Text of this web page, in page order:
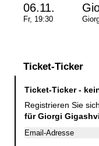
06.11.
Fr, 19:30
Ticket-Ticker
Ticket-Ticker -
Registrieren Sie
für Giorgi